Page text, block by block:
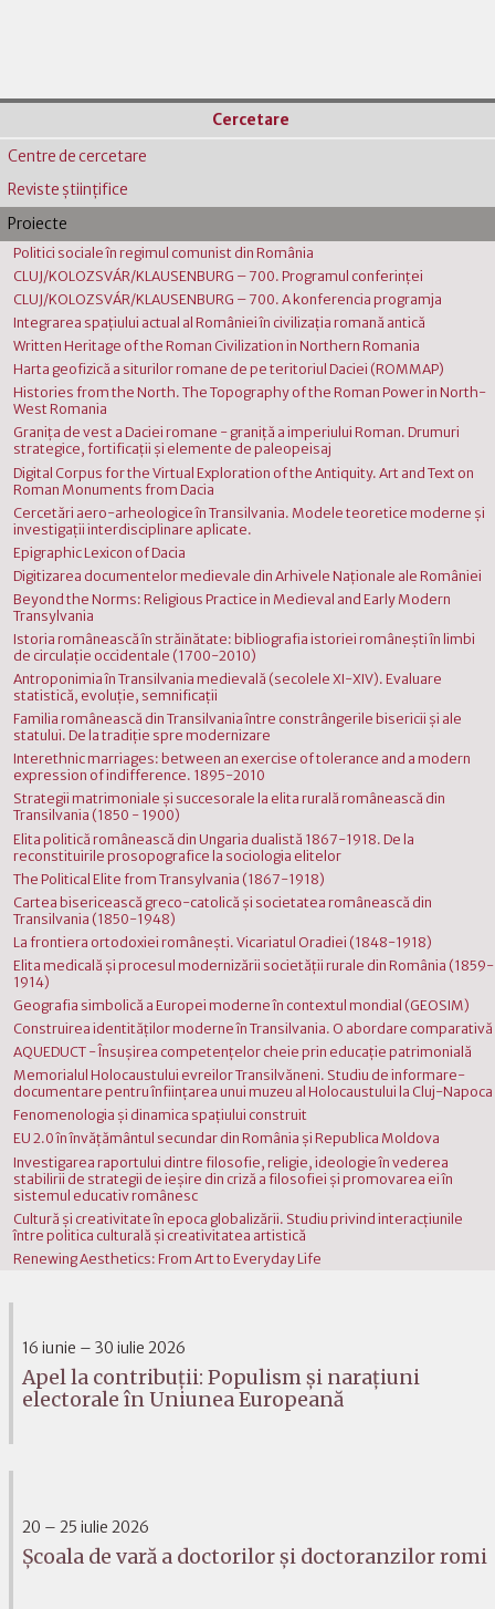
Cercetare
Centre de cercetare
Reviste ştiinţifice
Proiecte
Politici sociale în regimul comunist din România
CLUJ/KOLOZSVÁR/KLAUSENBURG – 700. Programul conferinţei
CLUJ/KOLOZSVÁR/KLAUSENBURG – 700. A konferencia programja
Integrarea spaţiului actual al României în civilizaţia romană antică
Written Heritage of the Roman Civilization in Northern Romania
Harta geofizică a siturilor romane de pe teritoriul Daciei (ROMMAP)
Histories from the North. The Topography of the Roman Power in North-
West Romania
Graniţa de vest a Daciei romane - graniţă a imperiului Roman. Drumuri
strategice, fortificaţii şi elemente de paleopeisaj
Digital Corpus for the Virtual Exploration of the Antiquity. Art and Text on
Roman Monuments from Dacia
Cercetări aero-arheologice în Transilvania. Modele teoretice moderne şi
investigaţii interdisciplinare aplicate.
Epigraphic Lexicon of Dacia
Digitizarea documentelor medievale din Arhivele Naţionale ale României
Beyond the Norms: Religious Practice in Medieval and Early Modern
Transylvania
Istoria românească în străinătate: bibliografia istoriei româneşti în limbi
de circulaţie occidentale (1700-2010)
Antroponimia în Transilvania medievală (secolele XI-XIV). Evaluare
statistică, evoluţie, semnificaţii
Familia românească din Transilvania între constrângerile bisericii şi ale
statului. De la tradiţie spre modernizare
Interethnic marriages: between an exercise of tolerance and a modern
expression of indifference. 1895-2010
Strategii matrimoniale şi succesorale la elita rurală românească din
Transilvania (1850 - 1900)
Elita politică românească din Ungaria dualistă 1867-1918. De la
reconstituirile prosopografice la sociologia elitelor
The Political Elite from Transylvania (1867-1918)
Cartea bisericească greco-catolică şi societatea românească din
Transilvania (1850-1948)
La frontiera ortodoxiei româneşti. Vicariatul Oradiei (1848-1918)
Elita medicală şi procesul modernizării societăţii rurale din România (1859-
1914)
Geografia simbolică a Europei moderne în contextul mondial (GEOSIM)
Construirea identităţilor moderne în Transilvania. O abordare comparativă
AQUEDUCT - Însuşirea competenţelor cheie prin educaţie patrimonială
Memorialul Holocaustului evreilor Transilvăneni. Studiu de informare-
documentare pentru înfiinţarea unui muzeu al Holocaustului la Cluj-Napoca
Fenomenologia şi dinamica spaţiului construit
EU 2.0 în învăţământul secundar din România şi Republica Moldova
Investigarea raportului dintre filosofie, religie, ideologie în vederea
stabilirii de strategii de ieşire din criză a filosofiei şi promovarea ei în
sistemul educativ românesc
Cultură şi creativitate în epoca globalizării. Studiu privind interacţiunile
între politica culturală şi creativitatea artistică
Renewing Aesthetics: From Art to Everyday Life
16 iunie – 30 iulie 2026
Apel la contribuții: Populism și narațiuni
electorale în Uniunea Europeană
20 – 25 iulie 2026
Școala de vară a doctorilor și doctoranzilor romi